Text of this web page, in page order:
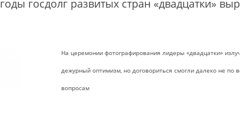
госдолг развитых стран «двадцатки»
На церемонии фотографирования лидеры «двадцатки»
дежурный оптимизм, но договориться смогли далеко не по
вопросам